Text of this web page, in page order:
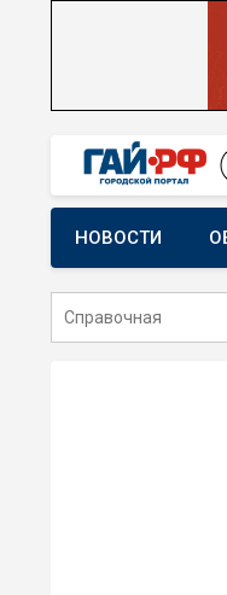
НОВОСТИ